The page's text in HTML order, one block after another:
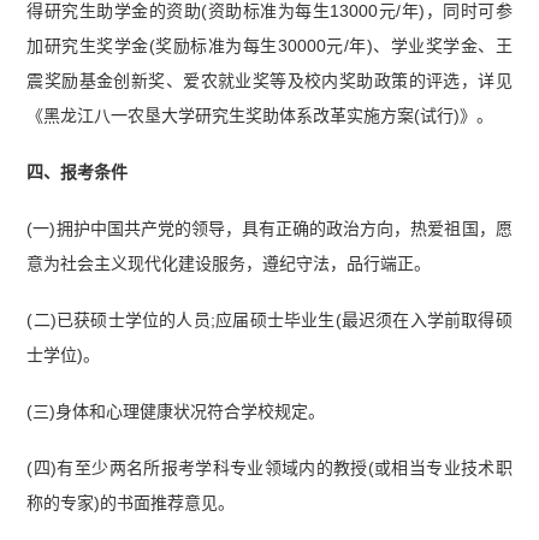
得研究生助学金的资助(资助标准为每生13000元/年)，同时可参
加研究生奖学金(奖励标准为每生30000元/年)、学业奖学金、王
震奖励基金创新奖、爱农就业奖等及校内奖助政策的评选，详见
《黑龙江八一农垦大学研究生奖助体系改革实施方案(试行)》。
四、报考条件
(一)拥护中国共产党的领导，具有正确的政治方向，热爱祖国，愿
意为社会主义现代化建设服务，遵纪守法，品行端正。
(二)已获硕士学位的人员;应届硕士毕业生(最迟须在入学前取得硕
士学位)。
(三)身体和心理健康状况符合学校规定。
(四)有至少两名所报考学科专业领域内的教授(或相当专业技术职
称的专家)的书面推荐意见。